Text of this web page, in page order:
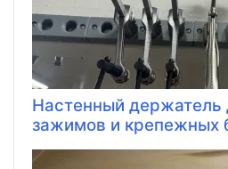
Настенный держатель
зажимов и крепежных